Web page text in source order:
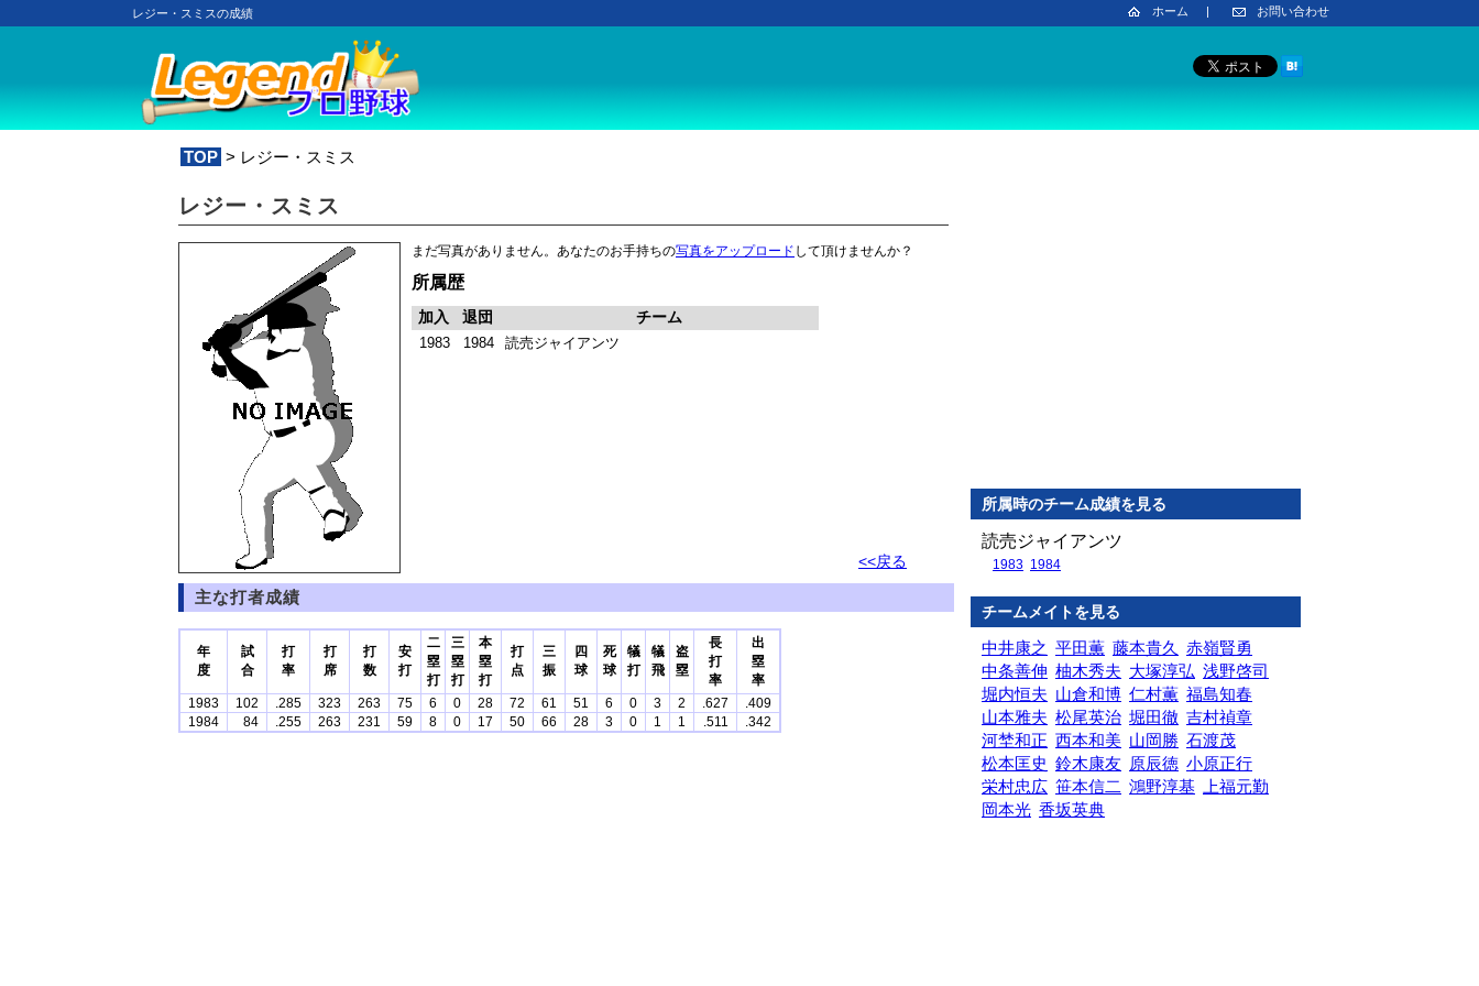
レジー・スミスの成績 ホーム | お問い合わせ
TOP > レジー・スミス
所属時のチーム成績を見る
読売ジャイアンツ
1983 1984
チームメイトを見る
中井康之 平田薫 藤本貴久
赤嶺賢勇
中条善伸 柚木秀夫 大塚淳弘 浅野啓司
堀内恒夫 山倉和博 仁村薫 福島知春
山本雅夫 松尾英治 堀田徹 吉村禎章
河埜和正 西本和美 山岡勝 石渡茂
松本匡史 鈴木康友 原辰徳 小原正行
栄村忠広 笹本信二 鴻野淳基
上福元勤
岡本光 香坂英典
レジー・スミス
まだ写真がありません。あなたのお手持ちの写真をアップロード して頂けませんか？
所属歴
加入 退団 チーム
1983 1984 読売ジャイアンツ
<<戻る
主な打者成績
年
度
試
合
打
率
打
席
打
数
安
打
二
塁
打
三
塁
打
本
塁
打
打
点
三
振
四
球
死
球
犠
打
犠
飛
盗
塁
長
打
率
出
塁
率
1983
102 .285 323 263 75 6 0 28 72 61 51 6 0 3 2 .627
.409
1984
84 .255 263 231 59 8 0 17 50 66 28 3 0 1 1 .511 .342